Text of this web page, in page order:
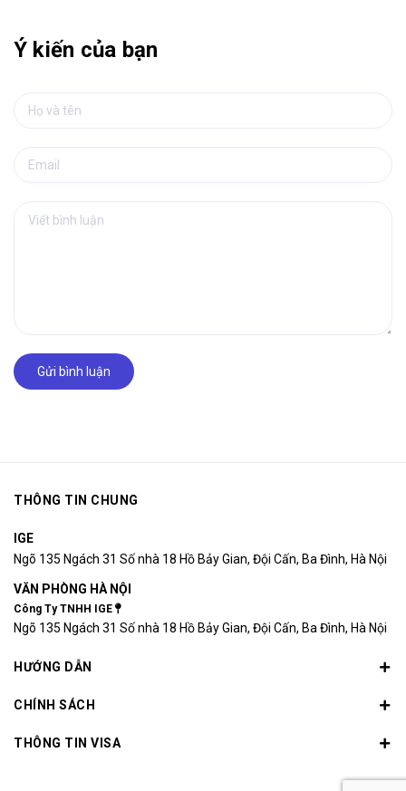
Ý kiến của bạn
Gửi bình luận
THÔNG TIN CHUNG
IGE
Ngõ 135 Ngách 31 Số nhà 18 Hồ Bảy Gian, Đội Cấn, Ba Đình, Hà Nội
VĂN PHÒNG HÀ NỘI
Công Ty TNHH IGE
Ngõ 135 Ngách 31 Số nhà 18 Hồ Bảy Gian, Đội Cấn, Ba Đình, Hà Nội
HƯỚNG DẪN
CHÍNH SÁCH
THÔNG TIN VISA